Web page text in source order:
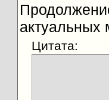
актуальных
Цитата: